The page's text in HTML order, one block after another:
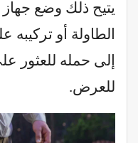
يتيح ذلك وضع
الطاولة أو
إلى حمله للعثور
للعرض.